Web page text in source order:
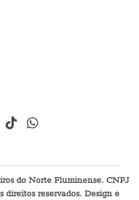
do Norte Fluminense. CNPJ
direitos reservados. Design e